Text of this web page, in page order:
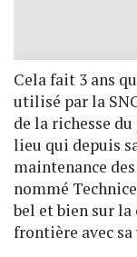
Cela fait 3 ans
utilisé par la
de la richesse
lieu qui depuis
maintenance
nommé
bel et bien sur
frontière avec